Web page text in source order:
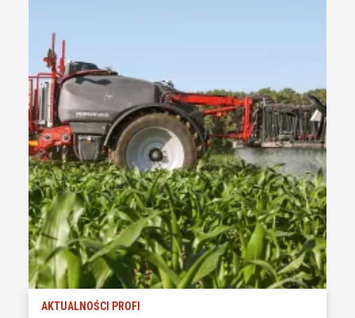
AKTUALNOŚCI PROFI